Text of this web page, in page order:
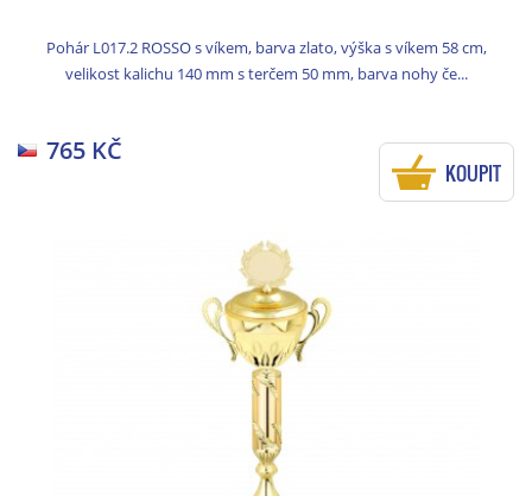
Pohár L017.2 ROSSO s víkem, barva zlato, výška s víkem 58 cm,
velikost kalichu 140 mm s terčem 50 mm, barva nohy če...
765 KČ
KOUPIT